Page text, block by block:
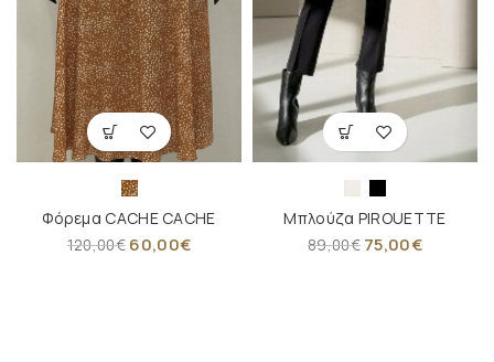
Φόρεμα CACHE CACHE
120,00€ 60,00€
Μπλούζα PIROUETTE
89,00€ 75,00€